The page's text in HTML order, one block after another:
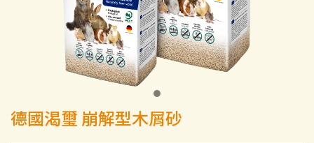
德國渴璽 崩解型木屑砂